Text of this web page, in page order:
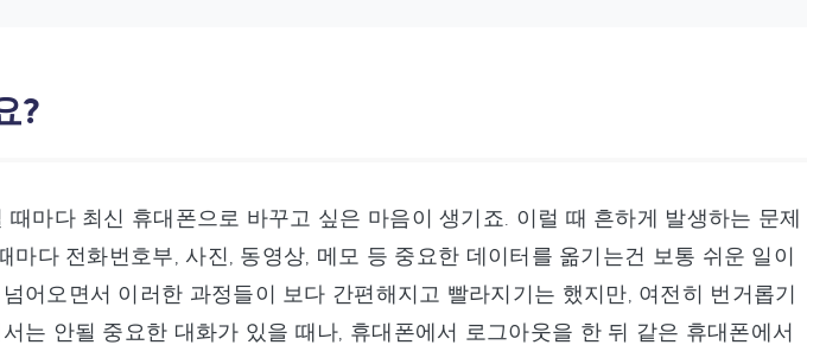
?
마다 최신 휴대폰으로 바꾸고 싶은 마음이 생기죠. 이럴 때 흔하게 발생하는 문제
마다 전화번호부, 사진, 동영상, 메모 등 중요한 데이터를 옮기는건 보통 쉬운 일이
어오면서 이러한 과정들이 보다 간편해지고 빨라지기는 했지만, 여전히 번거롭기
는 안될 중요한 대화가 있을 때나, 휴대폰에서 로그아웃을 한 뒤 같은 휴대폰에서